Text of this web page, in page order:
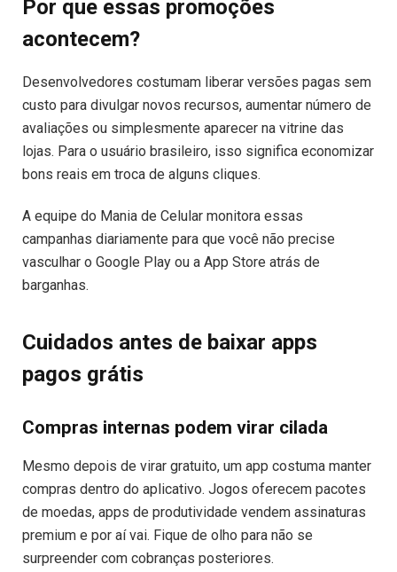
Por que essas promoções
acontecem?
Desenvolvedores costumam liberar versões pagas sem
custo para divulgar novos recursos, aumentar número de
avaliações ou simplesmente aparecer na vitrine das
lojas. Para o usuário brasileiro, isso significa economizar
bons reais em troca de alguns cliques.
A equipe do Mania de Celular monitora essas
campanhas diariamente para que você não precise
vasculhar o Google Play ou a App Store atrás de
barganhas.
Cuidados antes de baixar apps
pagos grátis
Compras internas podem virar cilada
Mesmo depois de virar gratuito, um app costuma manter
compras dentro do aplicativo. Jogos oferecem pacotes
de moedas, apps de produtividade vendem assinaturas
premium e por aí vai. Fique de olho para não se
surpreender com cobranças posteriores.